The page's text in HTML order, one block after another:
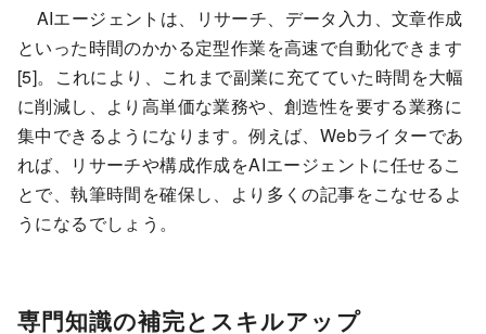
AIエージェントは、リサーチ、データ入力、文章作成
といった時間のかかる定型作業を高速で自動化できます
[5]。これにより、これまで副業に充てていた時間を大幅
に削減し、より高単価な業務や、創造性を要する業務に
集中できるようになります。例えば、Webライターであ
れば、リサーチや構成作成をAIエージェントに任せるこ
とで、執筆時間を確保し、より多くの記事をこなせるよ
うになるでしょう。
専門知識の補完とスキルアップ